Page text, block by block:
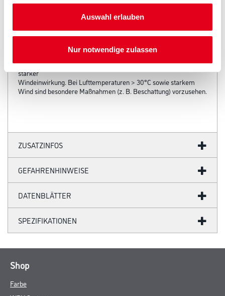
Auswahl erlauben
Nur notwendige zulassen
- Druckfestigkeit: ca. 8 N/mm² (Einschlämmverfahren)
Nicht verarbeiten und trocknen / abbinden lassen bei Luft-,
Material- und Untergrundtemperaturen unter +5 °C und bei zu
erwartendem Nachtfrost sowie über +30 °C, direkter
Sonneneinstrahlung, stark erwärmten Untergründen und/oder
starker
Windeinwirkung. Bei Lufttemperaturen > 30°C sowie starkem
Wind sind besondere Maßnahmen (z. B. Beschattung) vorzusehen.
ZUSATZINFOS
GEFAHRENHINWEISE
DATENBLÄTTER
SPEZIFIKATIONEN
Shop
Farbe